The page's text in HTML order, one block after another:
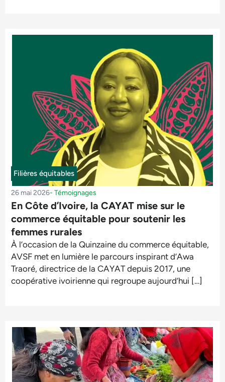
Filières équitables
26 mai 2026- Témoignages
En Côte d’Ivoire, la CAYAT mise sur le
commerce équitable pour soutenir les
femmes rurales
À l’occasion de la Quinzaine du commerce équitable,
AVSF met en lumière le parcours inspirant d’Awa
Traoré, directrice de la CAYAT depuis 2017, une
coopérative ivoirienne qui regroupe aujourd’hui […]